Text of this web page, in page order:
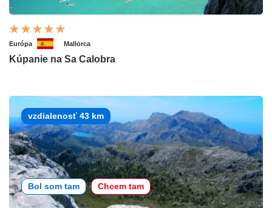
Európa Mallorca
Kúpanie na Sa Calobra
vzdialenosť 43 km
Bol som tam Chcem tam